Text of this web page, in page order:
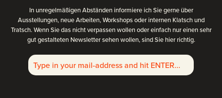
In unregelmäßigen Abständen informiere ich Sie gerne über
Ausstellungen, neue Arbeiten, Workshops oder internen Klatsch und
Tratsch. Wenn Sie das nicht verpassen wollen oder einfach nur einen sehr
gut gestalteten Newsletter sehen wollen, sind Sie hier richtig.